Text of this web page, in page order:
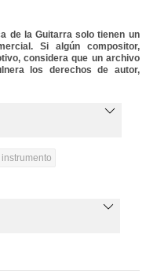
de la Guitarra solo tienen un
Si algún compositor,
considera que un archivo
los derechos de autor,